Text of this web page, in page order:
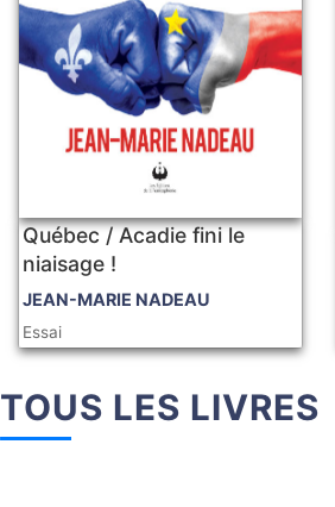
Québec / Acadie fini le
niaisage !
JEAN-MARIE NADEAU
Essai
TOUS LES LIVRES